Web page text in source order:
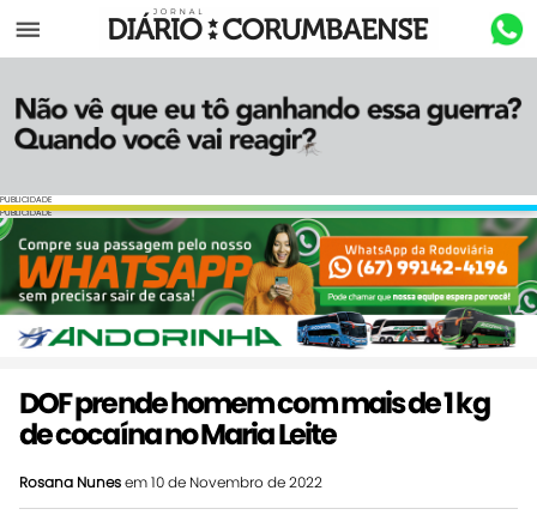
Menu
PUBLICIDADE
PUBLICIDADE
DOF prende homem com mais de 1 kg
de cocaína no Maria Leite
Rosana Nunesem 10 de Novembro de 2022